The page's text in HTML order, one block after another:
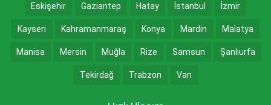
Eskişehir Gaziantep Hatay İstanbul İzmir
Kayseri Kahramanmaraş Konya Mardin Malatya
Manisa Mersin Muğla Rize Samsun Şanlıurfa
Tekirdağ Trabzon Van